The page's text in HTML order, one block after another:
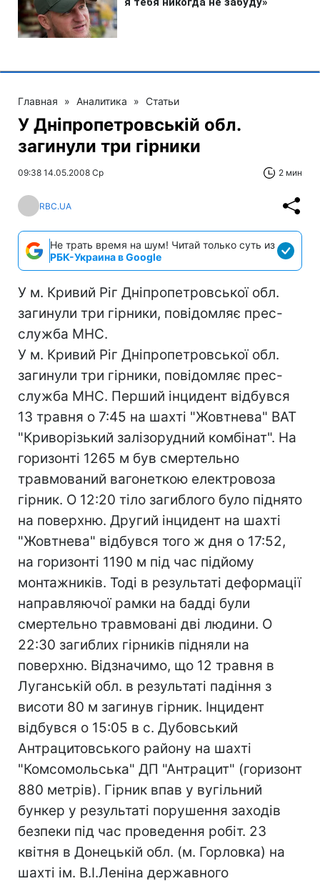
Главная » Аналитика » Статьи
У Дніпропетровській обл.
загинули три гірники
09:38 14.05.2008 Ср 2 мин
RBC.UA
Не трать время на шум! Читай только суть из
РБК-Украина в Google
У м. Кривий Ріг Дніпропетровської обл.
загинули три гірники, повідомляє прес-
служба МНС.
У м. Кривий Ріг Дніпропетровської обл.
загинули три гірники, повідомляє прес-
служба МНС. Перший інцидент відбувся
13 травня о 7:45 на шахті "Жовтнева" ВАТ
"Криворізький залізорудний комбінат". На
горизонті 1265 м був смертельно
травмований вагонеткою електровоза
гірник. О 12:20 тіло загиблого було піднято
на поверхню. Другий інцидент на шахті
"Жовтнева" відбувся того ж дня о 17:52,
на горизонті 1190 м під час підйому
монтажників. Тоді в результаті деформації
направляючої рамки на бадді були
смертельно травмовані дві людини. О
22:30 загиблих гірників підняли на
поверхню. Відзначимо, що 12 травня в
Луганській обл. в результаті падіння з
висоти 80 м загинув гірник. Інцидент
відбувся о 15:05 в с. Дубовський
Антрацитовського району на шахті
"Комсомольська" ДП "Антрацит" (горизонт
880 метрів). Гірник впав у вугільний
бункер у результаті порушення заходів
безпеки під час проведення робіт. 23
квітня в Донецькій обл. (м. Горловка) на
шахті ім. В.І.Леніна державного